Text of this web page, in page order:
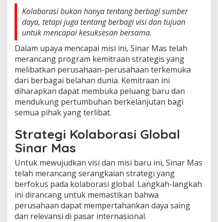
Kolaborasi bukan hanya tentang berbagi sumber
daya, tetapi juga tentang berbagi visi dan tujuan
untuk mencapai kesuksesan bersama.
Dalam upaya mencapai misi ini, Sinar Mas telah
merancang program kemitraan strategis yang
melibatkan perusahaan-perusahaan terkemuka
dari berbagai belahan dunia. Kemitraan ini
diharapkan dapat membuka peluang baru dan
mendukung pertumbuhan berkelanjutan bagi
semua pihak yang terlibat.
Strategi Kolaborasi Global
Sinar Mas
Untuk mewujudkan visi dan misi baru ini, Sinar Mas
telah merancang serangkaian strategi yang
berfokus pada kolaborasi global. Langkah-langkah
ini dirancang untuk memastikan bahwa
perusahaan dapat mempertahankan daya saing
dan relevansi di pasar internasional.